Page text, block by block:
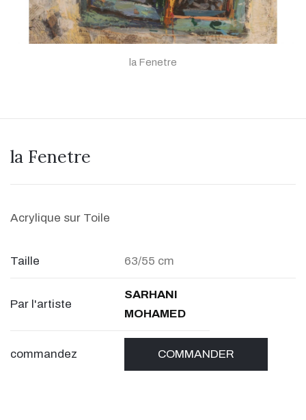
la Fenetre
la Fenetre
Acrylique sur Toile
Taille 63/55 cm
Par l'artiste
SARHANI
MOHAMED
commandez COMMANDER